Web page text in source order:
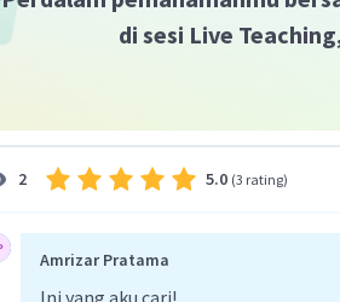
di sesi Live
2 5.0 (3 rating)
Amrizar Pratama
Ini yang aku cari!